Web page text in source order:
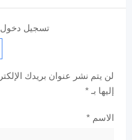
تسجيل
لن يتم نشر عنوان بريدك
إليها بـ *
الاسم *